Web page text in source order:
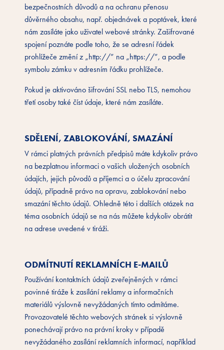
bezpečnostních důvodů a na ochranu přenosu
důvěrného obsahu, např. objednávek a poptávek, které
nám zasíláte jako uživatel webové stránky. Zašifrované
spojení poznáte podle toho, že se adresní řádek
prohlížeče změní z „http://” na „https://”, a podle
symbolu zámku v adresním řádku prohlížeče.
Pokud je aktivováno šifrování SSL nebo TLS, nemohou
třetí osoby také číst údaje, které nám zasíláte.
SDĚLENÍ, ZABLOKOVÁNÍ, SMAZÁNÍ
V rámci platných právních předpisů máte kdykoliv právo
na bezplatnou informaci o vašich uložených osobních
údajích, jejich původů a příjemci a o účelu zpracování
údajů, případně právo na opravu, zablokování nebo
smazání těchto údajů. Ohledně této i dalších otázek na
téma osobních údajů se na nás můžete kdykoliv obrátit
na adrese uvedené v tiráži.
ODMÍTNUTÍ REKLAMNÍCH E-MAILŮ
Používání kontaktních údajů zveřejněných v rámci
povinné tiráže k zasílání reklamy a informačních
materiálů výslovně nevyžádaných tímto odmítáme.
Provozovatelé těchto webových stránek si výslovně
ponechávají právo na právní kroky v případě
nevyžádaného zasílání reklamních informací, například